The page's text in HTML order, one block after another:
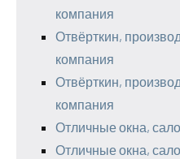
компания
Отвёрткин,
компания
Отвёрткин,
компания
Отличные окна,
Отличные окна,